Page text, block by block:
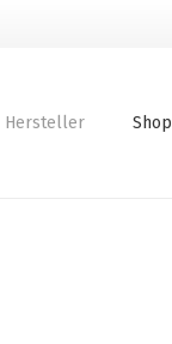
Hersteller Shop